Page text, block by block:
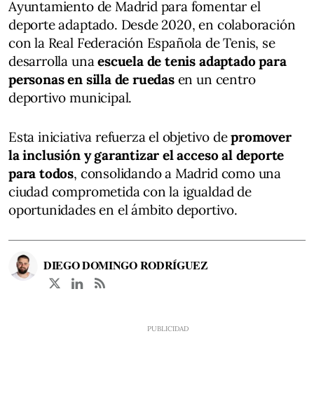
Ayuntamiento de Madrid para fomentar el
deporte adaptado. Desde 2020, en colaboración
con la Real Federación Española de Tenis, se
desarrolla unaescuela de tenis adaptado para
personas en silla de ruedasen un centro
deportivo municipal.
Esta iniciativa refuerza el objetivo depromover
la inclusión y garantizar el acceso al deporte
para todos, consolidando a Madrid como una
ciudad comprometida con la igualdad de
oportunidades en el ámbito deportivo.
DIEGO DOMINGO RODRÍGUEZ